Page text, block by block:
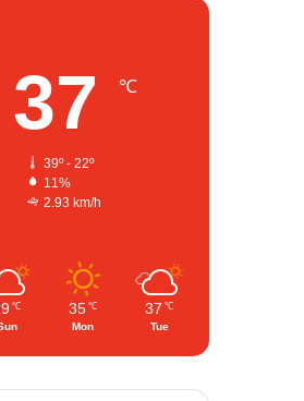
37 ℃
39º - 22º
11%
2.93 km/h
℃ 35 ℃
Mon
37 ℃
Tue